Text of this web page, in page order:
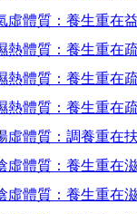
虛體質：養生重在
熱體質：養生重在
熱體質：養生重在
熱體質：養生重在
虛體質：調養重在
虛體質：養生重在
虛體質：養生重在